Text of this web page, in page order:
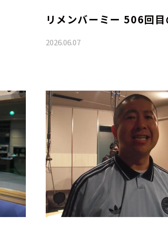
リメンバーミー 506回目
2026.06.07